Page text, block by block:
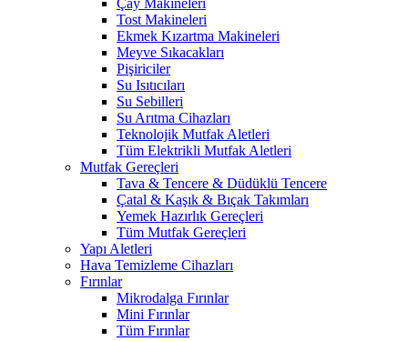
Çay Makineleri
Tost Makineleri
Ekmek Kızartma Makineleri
Meyve Sıkacakları
Pişiriciler
Su Isıtıcıları
Su Sebilleri
Su Arıtma Cihazları
Teknolojik Mutfak Aletleri
Tüm Elektrikli Mutfak Aletleri
Mutfak Gereçleri
Tava & Tencere & Düdüklü Tencere
Çatal & Kaşık & Bıçak Takımları
Yemek Hazırlık Gereçleri
Tüm Mutfak Gereçleri
Yapı Aletleri
Hava Temizleme Cihazları
Fırınlar
Mikrodalga Fırınlar
Mini Fırınlar
Tüm Fırınlar